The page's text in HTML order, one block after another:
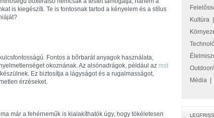
is kiegészíti. Te is fontosnak tartod a kényelem és a stílus
Fontos a bőrbarát anyagok használata,
okoznának. Az alsónadrágok, például az mst
Ez biztosítja a lágyságot és a rugalmasságot,
érzéseket.
már a fehérneműk is kialakíthatók úgy, hogy tökéletesen
Kultúra
Média